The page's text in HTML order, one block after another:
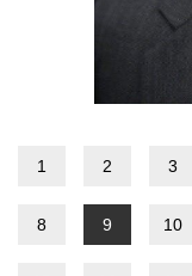
1 2 3
8 9 10